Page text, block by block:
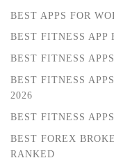
BEST APPS FOR
BEST FITNESS APP
BEST FITNESS
BEST FITNESS
2026
BEST FITNESS
BEST FOREX
RANKED